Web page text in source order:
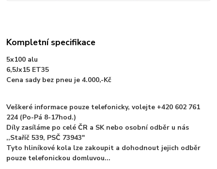
Kompletní specifikace
5x100 alu
6,5Jx15 ET35
Cena sady bez pneu je 4.000,-Kč
Veškeré informace pouze telefonicky, volejte +420 602 761
224 (Po-Pá 8-17hod.)
Díly zasíláme po celé ČR a SK nebo osobní odběr u nás
,,Staříč 539, PSČ 73943"
Tyto hliníkové kola lze zakoupit a dohodnout jejich odběr
pouze telefonickou domluvou...